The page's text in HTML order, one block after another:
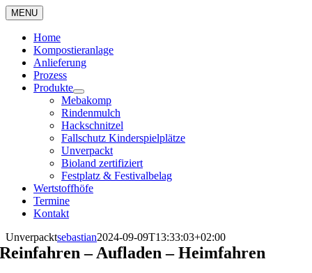
Zum
Inhalt
springen
MENU
Home
Kompostieranlage
Anlieferung
Prozess
Produkte
Mebakomp
Rindenmulch
Hackschnitzel
Fallschutz Kinderspielplätze
Unverpackt
Bioland zertifiziert
Festplatz & Festivalbelag
Wertstoffhöfe
Termine
Kontakt
Unverpacktsebastian2024-09-09T13:33:03+02:00
Reinfahren – Aufladen – Heimfahren